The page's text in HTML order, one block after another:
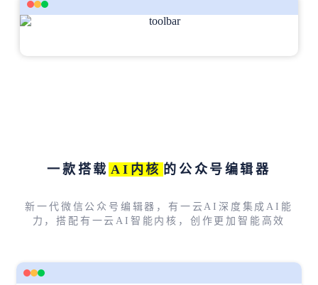
一款搭载 AI内核 的公众号编辑器
新一代微信公众号编辑器，有一云AI深度集成AI能
力，搭配有一云AI智能内核，创作更加智能高效